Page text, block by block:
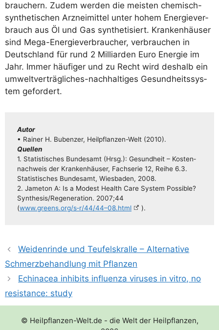
brau­chern. Zudem wer­den die meis­ten che­misch-
syn­the­ti­schen Arz­nei­mit­tel unter hohem Ener­gie­ver­
brauch aus Öl und Gas syn­the­ti­siert. Kran­ken­häu­ser
sind Mega-Ener­gie­ver­brau­cher, ver­brau­chen in
Deutsch­land für rund 2 Mil­li­ar­den Euro Ener­gie im
Jahr. Immer häu­fi­ger und zu Recht wird des­halb ein
umwelt­ver­träg­li­ches-nach­hal­ti­ges Gesund­heits­sys­
tem gefordert.
Autor
• Rai­ner H. Buben­zer, Heil­pflan­­zen-Welt (2010).
Quel­len
1. Sta­tis­ti­sches Bun­des­amt (Hrsg.): Gesund­heit – Kos­ten­
nach­weis der Kran­ken­häu­ser, Fach­se­rie 12, Rei­he 6.3.
Sta­tis­ti­sches Bun­des­amt, Wies­ba­den, 2008.
2. Jame­ton A: Is a Mode­st Health Care Sys­tem Pos­si­ble?
Synthesis/​​Regeneration. 2007;44
(www.greens.org/s‑r/44/44–08.html ).
Weidenrinde und Teufelskralle – Alternative
Schmerzbehandlung mit Pflanzen
Echinacea inhibits influenza viruses in vitro, no
resistance: study
© Heilpflanzen-Welt.de - die Welt der Heilpflanzen,